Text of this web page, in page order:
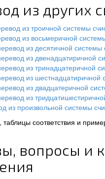
из других
из троичной системы
из восьмеричной
из десятичной системы
из двенадцатиричной
из тринадцатеричной
из шестнадцатиричной
из двадцатеричной
из
из произвольной системы
таблицы соответствия и
вопросы и